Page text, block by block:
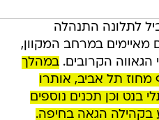
לתלונה התנהלה
מאיימים במרחב המקוון,
הגאווה הקרובים.במהלך
תל אביב, אותרו
בנט וכן תכנים נוספים
בקהילה הגאה בחיפה.